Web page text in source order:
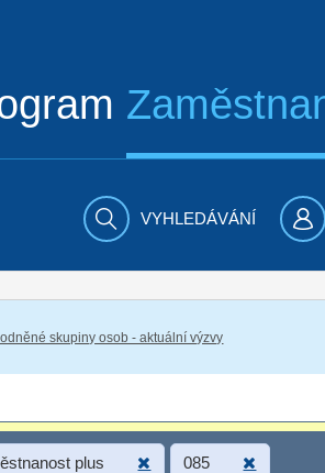
VYHLEDÁVÁNÍ
skupiny osob - aktuální výzvy
plus 085